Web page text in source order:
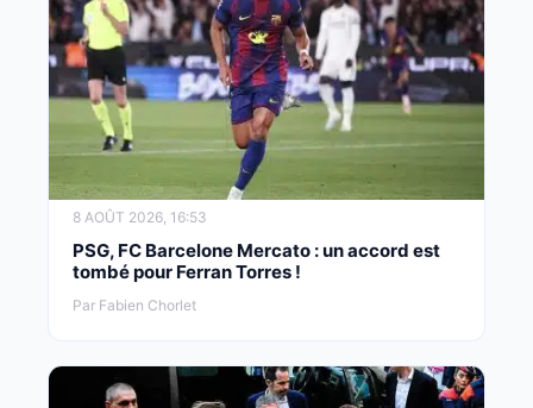
8 AOÛT 2026, 16:53
PSG, FC Barcelone Mercato : un accord est
tombé pour Ferran Torres !
Par Fabien Chorlet